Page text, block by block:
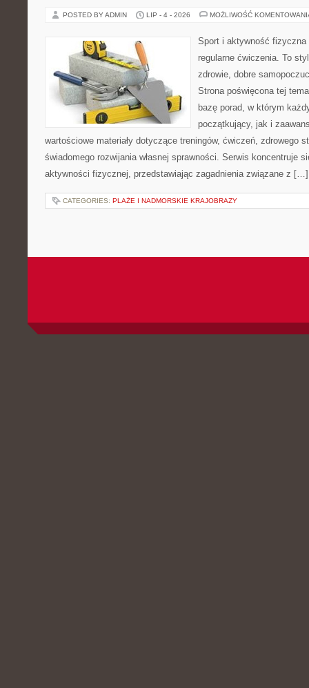
POSTED BY ADMIN LIP - 4 - 2026 MOŻLIWOŚĆ
Sport i aktywność
regularne ćwiczenia. To
zdrowie, dobre
Strona poświęcona tej
bazę porad, w którym
początkujący, jak i
wartościowe materiały dotyczące treningów, ćwiczeń, zdrowego
świadomego rozwijania własnej sprawności. Serwis koncentruje
aktywności fizycznej, przedstawiając zagadnienia związane z […]
CATEGORIES: PLAŻE I NADMORSKIE KRAJOBRAZY